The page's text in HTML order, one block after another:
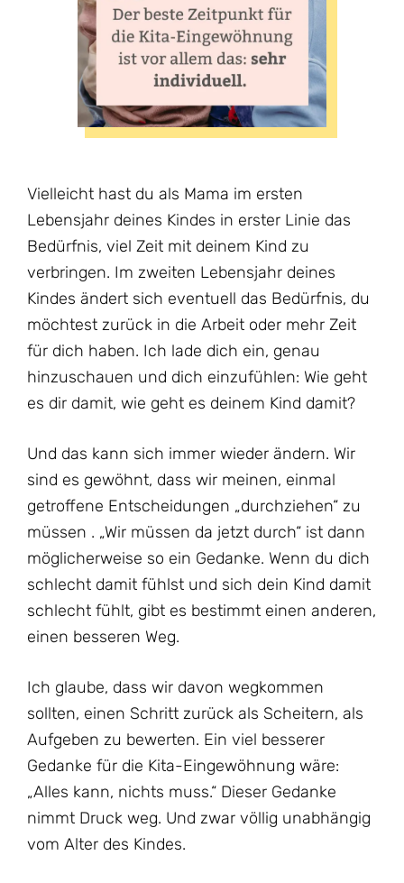
Vielleicht hast du als Mama im ersten
Lebensjahr deines Kindes in erster Linie das
Bedürfnis, viel Zeit mit deinem Kind zu
verbringen. Im zweiten Lebensjahr deines
Kindes ändert sich eventuell das Bedürfnis, du
möchtest zurück in die Arbeit oder mehr Zeit
für dich haben. Ich lade dich ein, genau
hinzuschauen und dich einzufühlen: Wie geht
es dir damit, wie geht es deinem Kind damit?
Und das kann sich immer wieder ändern. Wir
sind es gewöhnt, dass wir meinen, einmal
getroffene Entscheidungen „durchziehen“ zu
müssen . „Wir müssen da jetzt durch“ ist dann
möglicherweise so ein Gedanke. Wenn du dich
schlecht damit fühlst und sich dein Kind damit
schlecht fühlt, gibt es bestimmt einen anderen,
einen besseren Weg.
Ich glaube, dass wir davon wegkommen
sollten, einen Schritt zurück als Scheitern, als
Aufgeben zu bewerten. Ein viel besserer
Gedanke für die Kita-Eingewöhnung wäre:
„Alles kann, nichts muss.“ Dieser Gedanke
nimmt Druck weg. Und zwar völlig unabhängig
vom Alter des Kindes.